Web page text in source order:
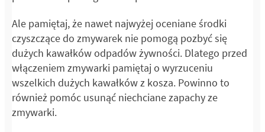
Ale pamiętaj, że nawet najwyżej oceniane środki
czyszczące do zmywarek nie pomogą pozbyć się
dużych kawałków odpadów żywności. Dlatego przed
włączeniem zmywarki pamiętaj o wyrzuceniu
wszelkich dużych kawałków z kosza. Powinno to
również pomóc usunąć niechciane zapachy ze
zmywarki.